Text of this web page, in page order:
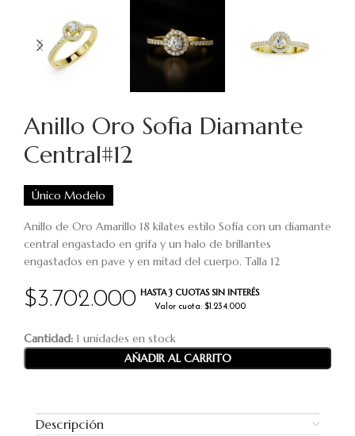
Anillo Oro Sofia Diamante
Central#12
$3.702.000 HASTA 3 CUOTAS SIN INTERÉS
Valor cuota: $1.234.000
Único Modelo
Anillo de Oro Amarillo 18 kilates estilo Sofía con un diamante
central engastado en grifa y un halo de brillantes
engastados en pave y en mitad del cuerpo. Talla 12
Cantidad: 1 unidades en stock
AÑADIR AL CARRITO
Descripción